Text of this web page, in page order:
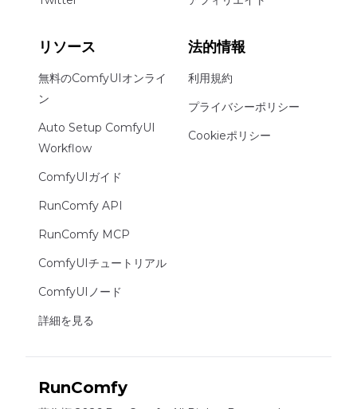
リソース
無料のComfyUIオンライ
ン
Auto Setup ComfyUI
Workflow
ComfyUIガイド
RunComfy API
RunComfy MCP
ComfyUIチュートリアル
ComfyUIノード
詳細を見る
法的情報
利用規約
プライバシーポリシー
Cookieポリシー
RunComfy